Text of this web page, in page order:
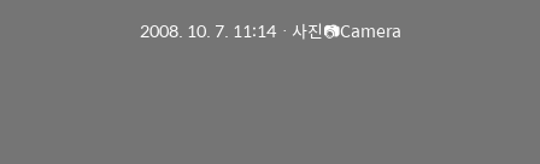
2008. 10. 7. 11:14ㆍ 사진📷Camera